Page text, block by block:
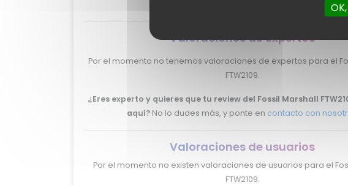
Valoraciones de expertos
Por el momento no tenemos valoraciones de expertos para el
FTW2109.
¿Eres experto y quieres que tu review del Fossil Marshall
aquí? No lo dudes más, y ponte en contacto con
Valoraciones de usuarios
Por el momento no existen valoraciones de usuarios para el
FTW2109.